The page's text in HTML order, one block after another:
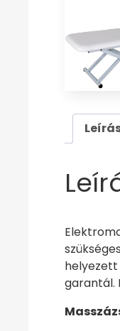
helyezett
garantál.